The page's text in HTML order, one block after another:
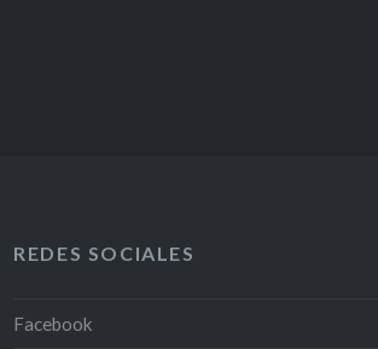
REDES SOCIALES
Facebook